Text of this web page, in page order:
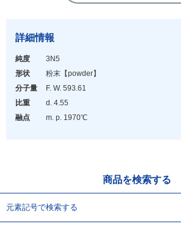
化学教材・オリジナルグッズ
詳細情報
純度
3N5
形状
粉末 【powder】
分子量
F. W. 593.61
比重
d. 4.55
融点
m. p. 1970℃
商品を検索する
元素記号で検索する